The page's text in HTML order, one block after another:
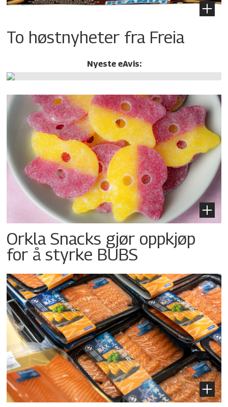
To høstnyheter fra Freia
Nyeste eAvis:
Orkla Snacks gjør oppkjøp
for å styrke BUBS